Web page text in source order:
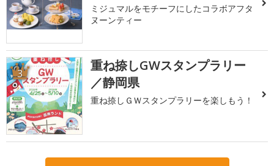
ミジュマルをモチーフにしたコラボアフタ
ヌーンティー
3
重ね捺しGWスタンプラリー
／静岡県
重ね捺しＧＷスタンプラリーを楽しもう！